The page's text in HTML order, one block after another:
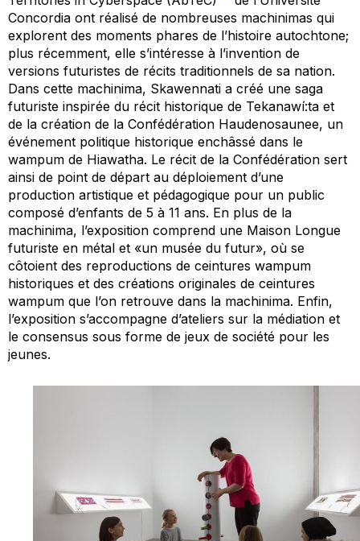
Concordia ont réalisé de nombreuses machinimas qui
explorent des moments phares de l’histoire autochtone;
plus récemment, elle s’intéresse à l’invention de
versions futuristes de récits traditionnels de sa nation.
Dans cette machinima, Skawennati a créé une saga
futuriste inspirée du récit historique de Tekanawí:ta et
de la création de la Confédération Haudenosaunee, un
événement politique historique enchâssé dans le
wampum de Hiawatha. Le récit de la Confédération sert
ainsi de point de départ au déploiement d’une
production artistique et pédagogique pour un public
composé d’enfants de 5 à 11 ans. En plus de la
machinima, l’exposition comprend une Maison Longue
futuriste en métal et «un musée du futur», où se
côtoient des reproductions de ceintures wampum
historiques et des créations originales de ceintures
wampum que l’on retrouve dans la machinima. Enfin,
l’exposition s’accompagne d’ateliers sur la médiation et
le consensus sous forme de jeux de société pour les
jeunes.